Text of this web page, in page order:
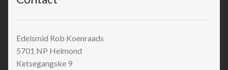
Edelsmid Rob Koenraads
5701 NP Helmond
Ketsegangske 9